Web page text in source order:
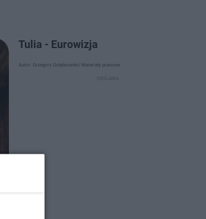
Tulia - Eurowizja
Autor: Grzegorz Gołębiowski/ Materiały prasowe